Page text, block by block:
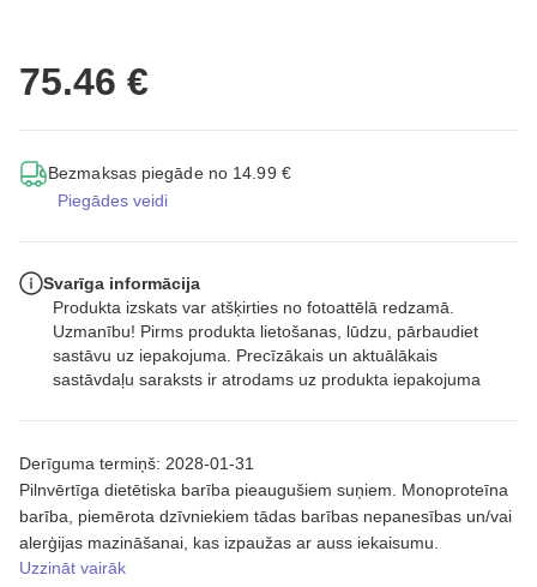
75.46 €
Bezmaksas piegāde no 14.99 €
Piegādes veidi
Derīguma termiņš: 2028-01-31
Pilnvērtīga dietētiska barība pieaugušiem suņiem. Monoproteīna
barība, piemērota dzīvniekiem tādas barības nepanesības un/vai
alerģijas mazināšanai, kas izpaužas ar auss iekaisumu.
Uzzināt vairāk
Svarīga informācija
Produkta izskats var atšķirties no fotoattēlā redzamā.
Uzmanību! Pirms produkta lietošanas, lūdzu, pārbaudiet
sastāvu uz iepakojuma. Precīzākais un aktuālākais
sastāvdaļu saraksts ir atrodams uz produkta iepakojuma